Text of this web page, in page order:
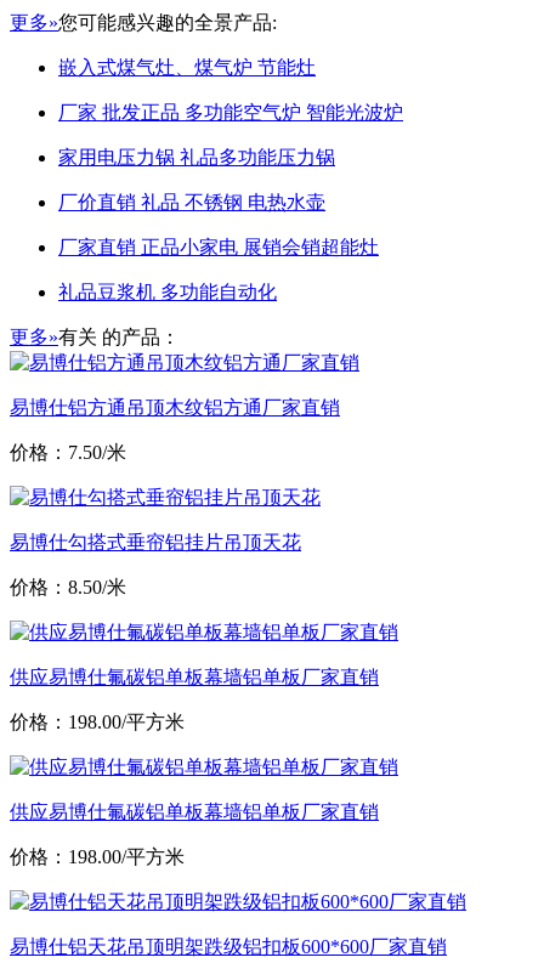
更多»您可能感兴趣的全景产品:
嵌入式煤气灶、煤气炉 节能灶
厂家 批发正品 多功能空气炉 智能光波炉
家用电压力锅 礼品多功能压力锅
厂价直销 礼品 不锈钢 电热水壶
厂家直销 正品小家电 展销会销超能灶
礼品豆浆机 多功能自动化
更多»有关 的产品：
易博仕铝方通吊顶木纹铝方通厂家直销
价格：7.50/米
易博仕勾搭式垂帘铝挂片吊顶天花
价格：8.50/米
供应易博仕氟碳铝单板幕墙铝单板厂家直销
价格：198.00/平方米
供应易博仕氟碳铝单板幕墙铝单板厂家直销
价格：198.00/平方米
易博仕铝天花吊顶明架跌级铝扣板600*600厂家直销